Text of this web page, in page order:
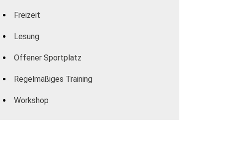
Freizeit
Lesung
Offener Sportplatz
Regelmäßiges Training
Workshop